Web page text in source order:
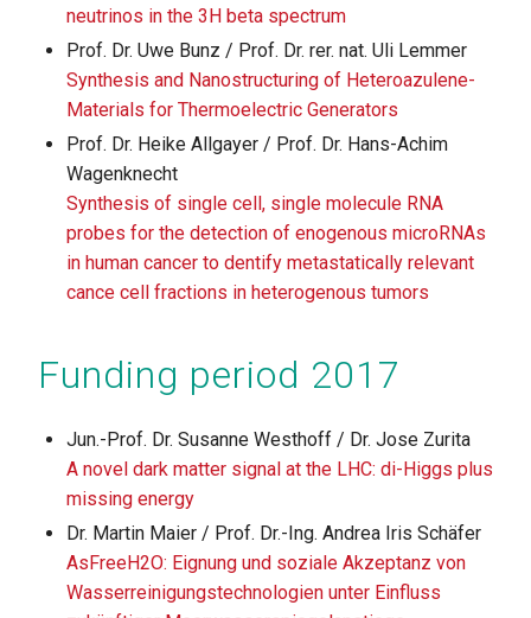
neutrinos in the 3H beta spectrum
Prof. Dr. Uwe Bunz / Prof. Dr. rer. nat. Uli Lemmer
Synthesis and Nanostructuring of Heteroazulene-
Materials for Thermoelectric Generators
Prof. Dr. Heike Allgayer / Prof. Dr. Hans-Achim
Wagenknecht
Synthesis of single cell, single molecule RNA
probes for the detection of enogenous microRNAs
in human cancer to dentify metastatically relevant
cance cell fractions in heterogenous tumors
Funding period 2017
Jun.-Prof. Dr. Susanne Westhoff / Dr. Jose Zurita
A novel dark matter signal at the LHC: di-Higgs plus
missing energy
Dr. Martin Maier / Prof. Dr.-Ing. Andrea Iris Schäfer
AsFreeH2O: Eignung und soziale Akzeptanz von
Wasserreinigungstechnologien unter Einfluss